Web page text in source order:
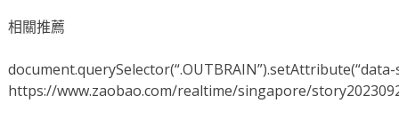
相關推薦
document.querySelector(“.OUTBRAIN”).setAttribute(“data-
https://www.zaobao.com/realtime/singapore/